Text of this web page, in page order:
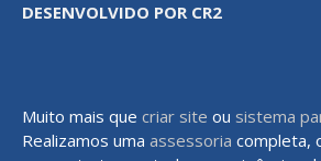
DESENVOLVIDO POR CR2
Muito mais que criar site ou sistema
Realizamos uma assessoria completa,